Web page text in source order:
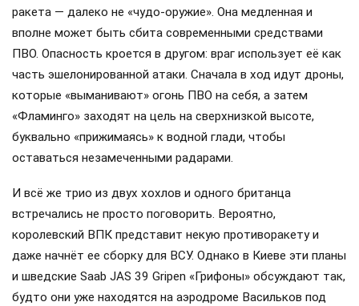
ракета — далеко не «чудо-оружие». Она медленная и
вполне может быть сбита современными средствами
ПВО. Опасность кроется в другом: враг использует её как
часть эшелонированной атаки. Сначала в ход идут дроны,
которые «выманивают» огонь ПВО на себя, а затем
«Фламинго» заходят на цель на сверхнизкой высоте,
буквально «прижимаясь» к водной глади, чтобы
оставаться незамеченными радарами.
И всё же трио из двух хохлов и одного британца
встречались не просто поговорить. Вероятно,
королевский ВПК представит некую противоракету и
даже начнёт ее сборку для ВСУ. Однако в Киеве эти планы
и шведские Saab JAS 39 Gripen «Грифоны» обсуждают так,
будто они уже находятся на аэродроме Васильков под